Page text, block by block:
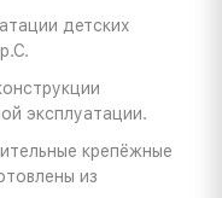
детских
эксплуатации.
крепёжные
из